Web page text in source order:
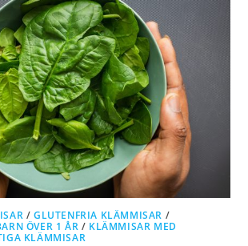
/GLUTENFRIA KLÄMMISAR /
ÖVER 1 ÅR / KLÄMMISAR MED
KLÄMMISAR